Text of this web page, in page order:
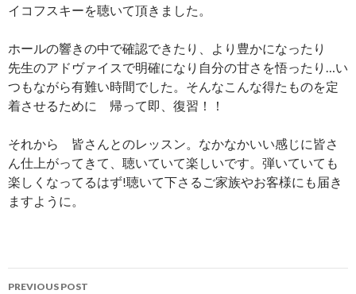
イコフスキーを聴いて頂きました。
ホールの響きの中で確認できたり、より豊かになったり
先生のアドヴァイスで明確になり自分の甘さを悟ったり…い
つもながら有難い時間でした。そんなこんな得たものを定
着させるために 帰って即、復習！！
それから 皆さんとのレッスン。なかなかいい感じに皆さ
ん仕上がってきて、聴いていて楽しいです。弾いていても
楽しくなってるはず!聴いて下さるご家族やお客様にも届き
ますように。
Post
PREVIOUS POST